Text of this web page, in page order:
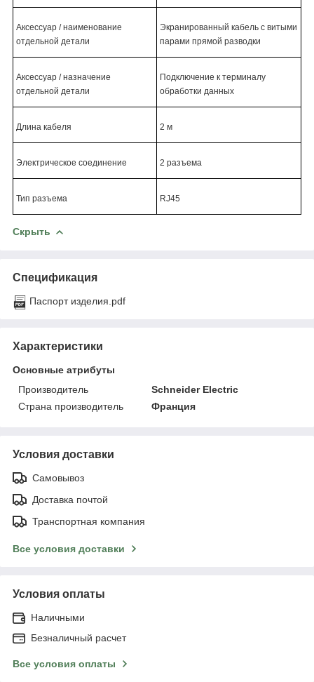
Аксессуар / наименование
отдельной детали
Экранированный кабель с витыми
парами прямой разводки
Аксессуар / назначение
отдельной детали
Подключение к терминалу
обработки данных
Длина кабеля 2 м
Электрическое соединение 2 разъема
Тип разъема RJ45
Скрыть
Спецификация
Паспорт изделия.pdf
Характеристики
Основные атрибуты
Производитель
Schneider Electric
Страна производитель
Франция
Условия доставки
Самовывоз
Доставка почтой
Транспортная компания
Все условия доставки
Условия оплаты
Наличными
Безналичный расчет
Все условия оплаты